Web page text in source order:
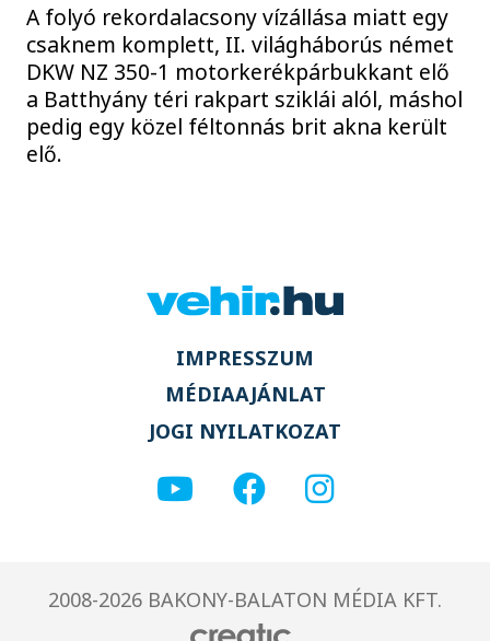
A folyó rekordalacsony vízállása miatt egy
csaknem komplett, II. világháborús német
DKW NZ 350-1 motorkerékpárbukkant elő
a Batthyány téri rakpart sziklái alól, máshol
pedig egy közel féltonnás brit akna került
elő.
IMPRESSZUM
MÉDIAAJÁNLAT
JOGI NYILATKOZAT
2008-2026 BAKONY-BALATON MÉDIA KFT.